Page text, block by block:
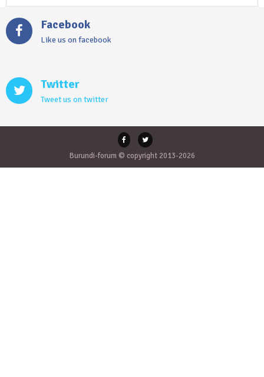
Facebook
Like us on facebook
Twitter
Tweet us on twitter
Burundi-forum © copyright 2013-2026